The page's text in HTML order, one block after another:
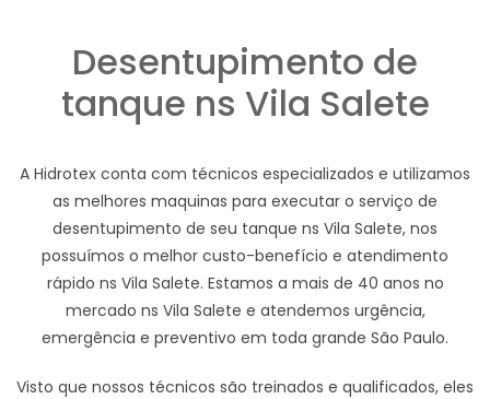
Desentupimento de
tanque ns Vila Salete
A Hidrotex conta com técnicos especializados e utilizamos
as melhores maquinas para executar o serviço de
desentupimento de seu tanque ns Vila Salete, nos
possuímos o melhor custo-benefício e atendimento
rápido ns Vila Salete. Estamos a mais de 40 anos no
mercado ns Vila Salete e atendemos urgência,
emergência e preventivo em toda grande São Paulo.
Visto que nossos técnicos são treinados e qualificados, eles